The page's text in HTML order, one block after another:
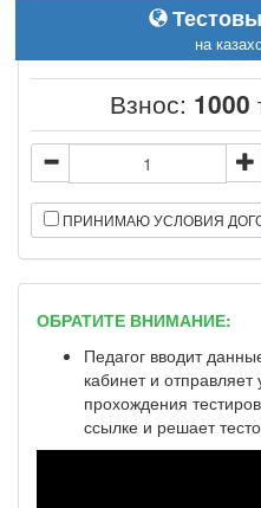
на
Взнос: 1000
ПРИНИМАЮ УСЛОВИЯ
ОБРАТИТЕ ВНИМАНИЕ:
Педагог вводит
кабинет и отправляет
прохождения
ссылке и решает